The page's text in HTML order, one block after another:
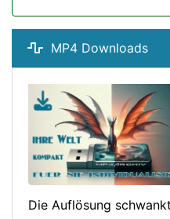
MP4 Downloads
Die Auflösung